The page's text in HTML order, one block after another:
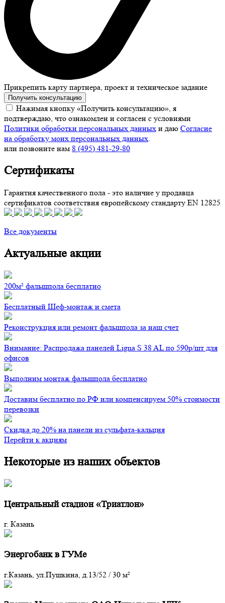
Прикрепить карту партнера, проект и техническое задание
Получить консультацию
Нажимая кнопку «Получить консультацию», я
подтверждаю, что ознакомлен и согласен с условиями
Политики обработки персональных данных и даю Согласие
на обработку моих персональных данных.
или позвоните нам 8 (495) 481-29-80
Сертификаты
Гарантия качественного пола - это наличие у продавца
сертификатов соответствия европейскому стандарту EN 12825
Все документы
Актуальные акции
200м² фальшпола бесплатно
Бесплатный Шеф-монтаж и смета
Реконструкция или ремонт фальшпола за наш счет
Внимание: Распродажа панелей Ligna S 38 AL по 590р/шт для
офисов
Выполним монтаж фальшпола бесплатно
Доставим бесплатно по РФ или компенсируем 50% стоимости
перевозки
Скидка до 20% на панели из сульфата-кальция
Перейти к акциям
Некоторые из наших объектов
Центральный стадион «Триатлон»
г. Казань
Энергобанк в ГУМе
г.Казань, ул.Пушкина, д.13/52 /30 м²